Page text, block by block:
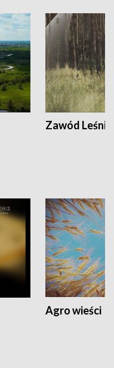
Zawód Leśnik
Agro wieści